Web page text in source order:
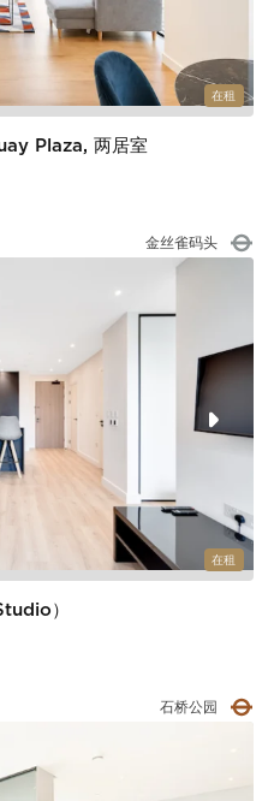
在租
Plaza, 两居室
喜朗船坞
在租
）
石桥公园